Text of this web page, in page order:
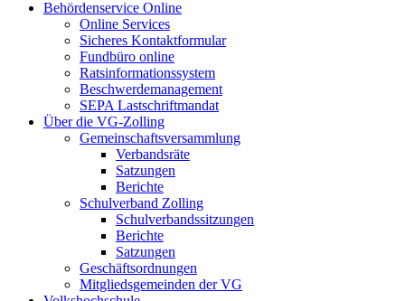
Behördenservice Online
Online Services
Sicheres Kontaktformular
Fundbüro online
Ratsinformationssystem
Beschwerdemanagement
SEPA Lastschriftmandat
Über die VG-Zolling
Gemeinschaftsversammlung
Verbandsräte
Satzungen
Berichte
Schulverband Zolling
Schulverbandssitzungen
Berichte
Satzungen
Geschäftsordnungen
Mitgliedsgemeinden der VG